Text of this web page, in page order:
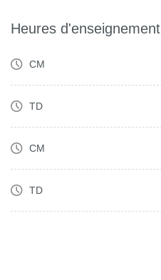
Heures d'enseignement
CM
TD
CM
TD